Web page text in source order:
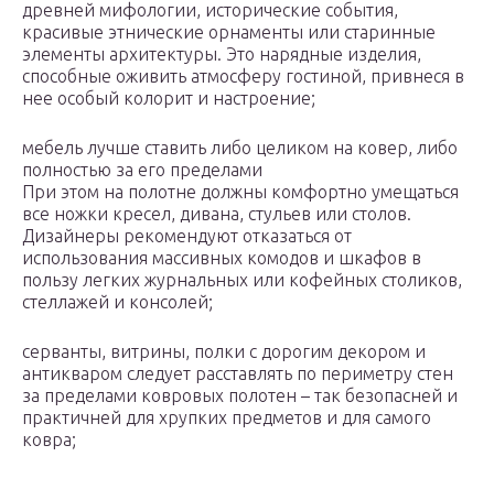
древней мифологии, исторические события,
красивые этнические орнаменты или старинные
элементы архитектуры. Это нарядные изделия,
способные оживить атмосферу гостиной, привнеся в
нее особый колорит и настроение;
мебель лучше ставить либо целиком на ковер, либо
полностью за его пределами
При этом на полотне должны комфортно умещаться
все ножки кресел, дивана, стульев или столов.
Дизайнеры рекомендуют отказаться от
использования массивных комодов и шкафов в
пользу легких журнальных или кофейных столиков,
стеллажей и консолей;
серванты, витрины, полки с дорогим декором и
антикваром следует расставлять по периметру стен
за пределами ковровых полотен – так безопасней и
практичней для хрупких предметов и для самого
ковра;